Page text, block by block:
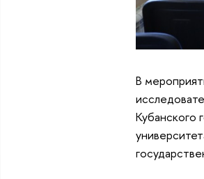
В
Кубанского